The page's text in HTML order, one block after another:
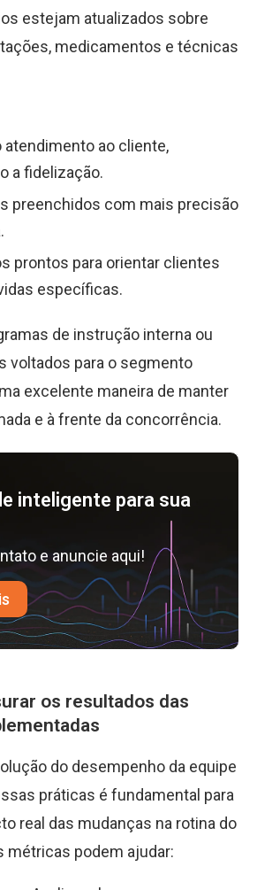
estejam atualizados sobre
medicamentos e técnicas
atendimento ao cliente,
a fidelização.
preenchidos com mais precisão
prontos para orientar clientes
específicas.
de instrução interna ou
voltados para o segmento
excelente maneira de manter
e à frente da concorrência.
inteligente para sua
e anuncie aqui!
os resultados das
do desempenho da equipe
práticas é fundamental para
real das mudanças na rotina do
métricas podem ajudar: